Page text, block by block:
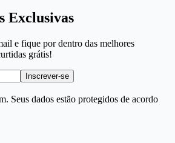
Exclusivas
e fique por dentro das melhores
grátis!
Inscrever-se
Seus dados estão protegidos de acordo